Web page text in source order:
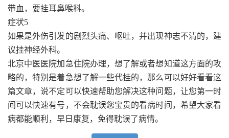
带血，要挂耳鼻喉科。
症状5
如果是外伤引发的剧烈头痛、呕吐，并出现神志不清的，建
议挂神经外科。
北京中医医院加急住院办理，想了解或者想知道这方面的攻
略的，特别是着急想了解一些代挂的，那么可以好好看看这
篇文章，说不定可以快速帮助您解决这种问题，让您第一时
间可以快速有号，不会耽误您宝贵的看病时间，希望大家看
病都能顺利，早日康复，免得耽误了病情。